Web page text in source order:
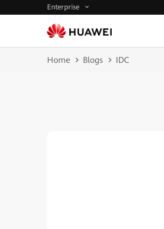
Enterprise
Home Blogs IDC